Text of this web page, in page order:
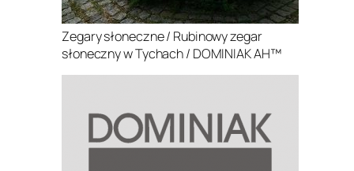
Zegary słoneczne / Rubinowy zegar
słoneczny w Tychach / DOMINIAK AH™